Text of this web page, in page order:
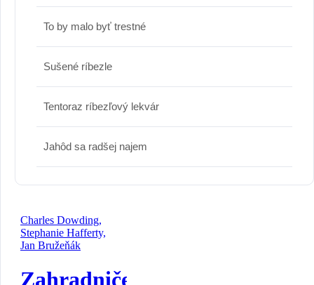
To by malo byť trestné
Sušené ríbezle
Tentoraz ríbezľový lekvár
Jahôd sa radšej najem